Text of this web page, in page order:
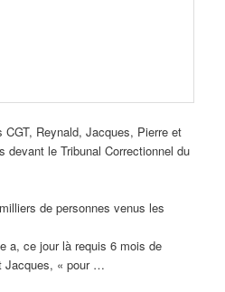
Reynald, Jacques, Pierre et
devant le Tribunal Correctionnel du
de personnes venus les
a, ce jour là requis 6 mois de
Jacques, « pour …